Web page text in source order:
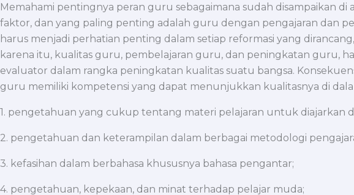
Memahami pentingnya peran guru sebagaimana sudah disampaikan
faktor, dan yang paling penting adalah guru dengan pengajaran dan
harus menjadi perhatian penting dalam setiap reformasi yang
karena itu, kualitas guru, pembelajaran guru, dan peningkatan guru,
evaluator dalam rangka peningkatan kualitas suatu bangsa.
guru memiliki kompetensi yang dapat menunjukkan kualitasnya di
1. pengetahuan yang cukup tentang materi pelajaran untuk diajarkan
2. pengetahuan dan keterampilan dalam berbagai metodologi
3. kefasihan dalam berbahasa khususnya bahasa pengantar;
4. pengetahuan, kepekaan, dan minat terhadap pelajar muda;